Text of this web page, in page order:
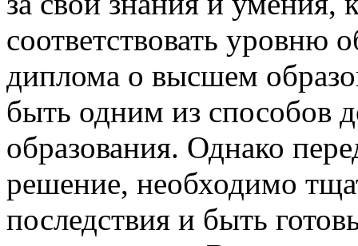
соответствовать уровню
диплома о высшем
быть одним из способов
образования. Однако
решение, необходимо
последствия и быть